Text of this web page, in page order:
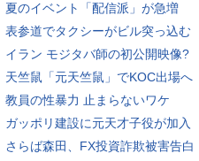
夏のイベント「配信派」が急増
表参道でタクシーがビル突っ込む
イラン モジタバ師の初公開映像?
天竺鼠「元天竺鼠」でKOC出場へ
教員の性暴力 止まらないワケ
ガッポリ建設に元天才子役が加入
さらば森田、FX投資詐欺被害告白